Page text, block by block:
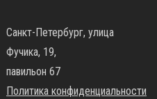
Санкт-Петербург, улица
Фучика, 19,
павильон 67
Политика конфиденциальности